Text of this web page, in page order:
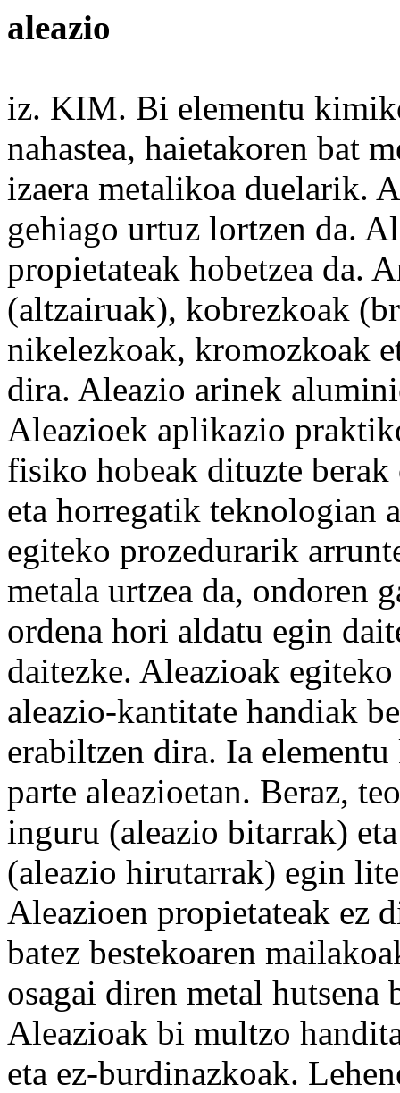
aleazio
iz. KIM. Bi elementu
nahastea, haietakoren bat
izaera metalikoa duelarik.
gehiago urtuz lortzen da.
propietateak hobetzea da.
(altzairuak), kobrezkoak
nikelezkoak, kromozkoak
dira. Aleazio arinek
Aleazioek aplikazio
fisiko hobeak dituzte
eta horregatik teknologian
egiteko prozedurarik
metala urtzea da, ondoren
ordena hori aldatu egin
daitezke. Aleazioak
aleazio-kantitate handiak
erabiltzen dira. Ia elementu
parte aleazioetan. Beraz,
inguru (aleazio bitarrak)
(aleazio hirutarrak) egin
Aleazioen propietateak ez
batez bestekoaren
osagai diren metal
Aleazioak bi multzo
eta ez-burdinazkoak.